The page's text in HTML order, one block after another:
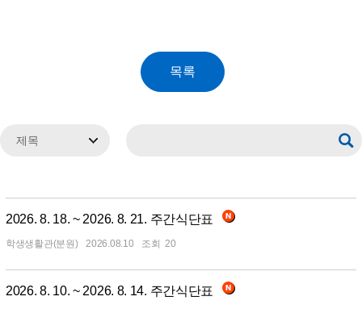
2026. 8. 18. ~ 2026. 8. 21. 주간식단표
학생생활관(분원) 2026.08.10 20
2026. 8. 10. ~ 2026. 8. 14. 주간식단표